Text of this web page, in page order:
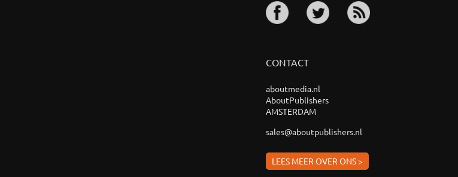
CONTACT
aboutmedia.nl
AboutPublishers
AMSTERDAM
sales@aboutpublishers.nl
LEES MEER OVER ONS >